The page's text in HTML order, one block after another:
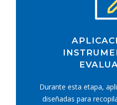
Durante esta etapa,
diseñadas para